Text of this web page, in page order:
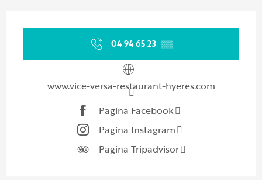
04 94 65 23 ▒▒
www.vice-versa-restaurant-hyeres.com
Pagina Facebook
Pagina Instagram
Pagina Tripadvisor